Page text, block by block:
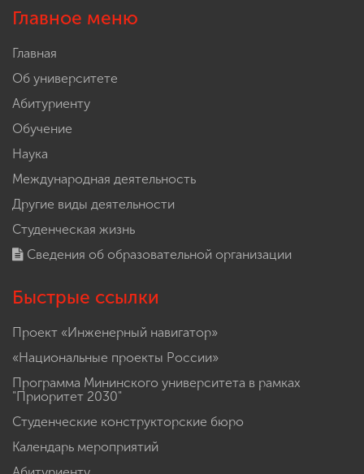
Главное меню
Главная
Об университете
Абитуриенту
Обучение
Наука
Международная деятельность
Другие виды деятельности
Студенческая жизнь
Сведения об образовательной организации
Быстрые ссылки
Проект «Инженерный навигатор»
«Национальные проекты России»
Программа Мининского университета в рамках
"Приоритет 2030"
Студенческие конструкторские бюро
Календарь мероприятий